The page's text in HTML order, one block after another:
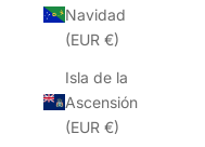
Navidad
(EUR €)
Isla de la
Ascensión
(EUR €)